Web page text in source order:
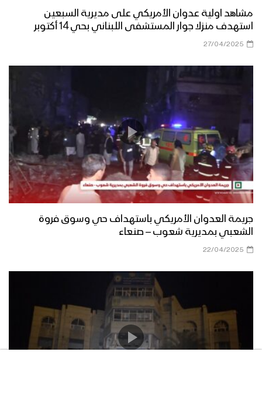
مشاهد اولية عدوان الأمريكي على مديرية السبعين
استهدف منزلا جوار المستشفى اللبناني بحي 14 أكتوبر
27/04/2025
جريمة العدوان الأمريكي باستهداف حي وسوق فروة
الشعبي بمديرية شعوب – صنعاء
22/04/2025